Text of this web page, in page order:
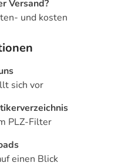
Versand?
und kosten
sich vor
PLZ-Filter
einen Blick